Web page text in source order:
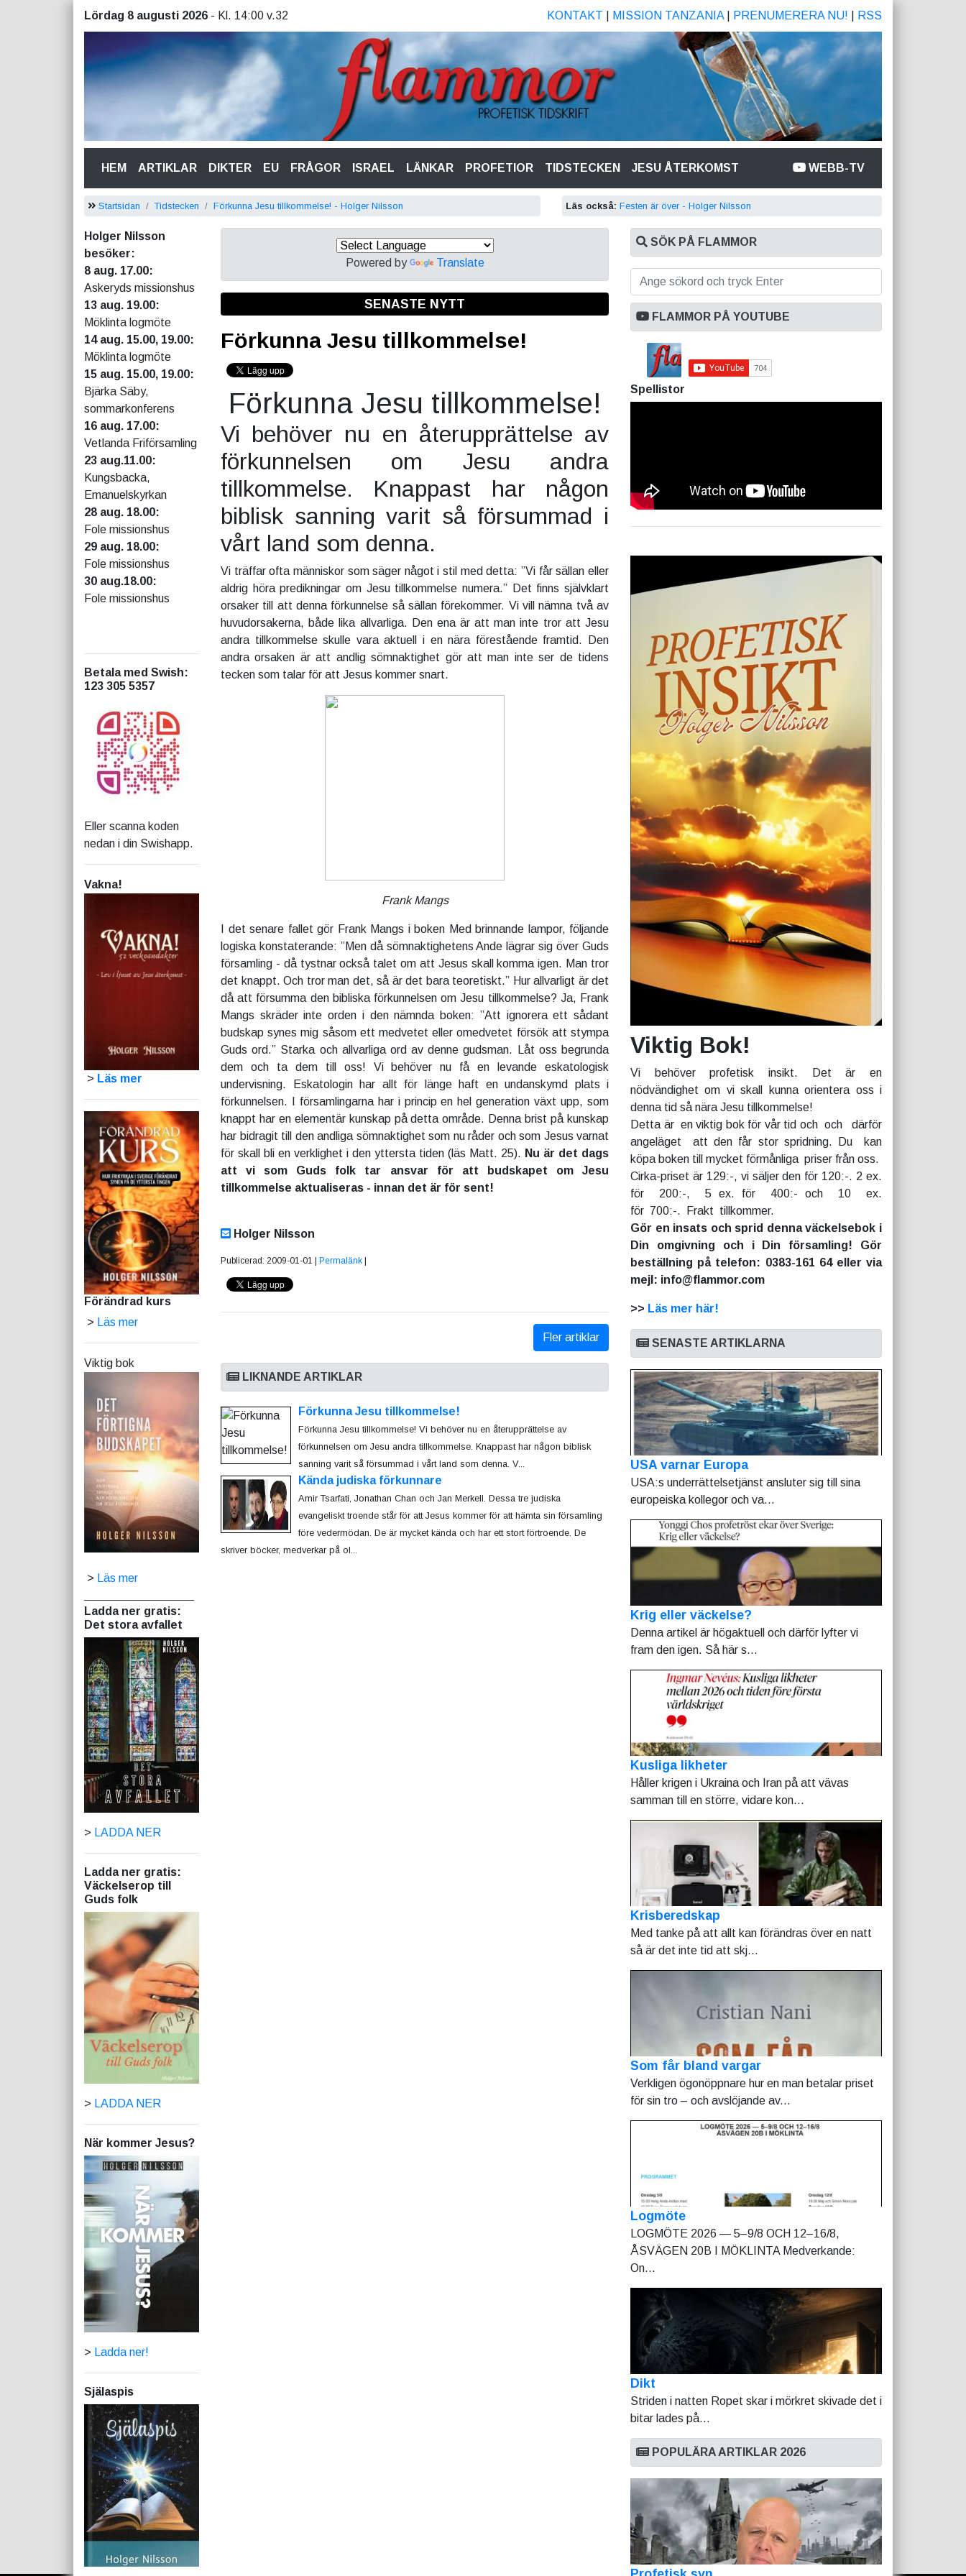
Lördag 8 augusti 2026 - Kl. 14:00 v.32 KONTAKT MISSION TANZANIA| PRENUMERERA NU! RSS
HEM(CURRENT)
ARTIKLAR DIKTER EU FRÅGOR ISRAEL LÄNKAR PROFETIOR TIDSTECKEN JESU ÅTERKOMST WEBB-TV
Startsidan Tidstecken Förkunna Jesu tillkommelse! - Holger Nilsson Läs också: Festen är över - Holger Nilsson
Holger Nilsson
besöker:
8 aug. 17.00:
Askeryds missionshus
13 aug. 19.00:
Möklinta logmöte
14 aug. 15.00, 19.00:
Möklinta logmöte
15 aug. 15.00, 19.00:
Bjärka Säby,
sommarkonferens
16 aug. 17.00:
Vetlanda Friförsamling
23 aug.11.00:
Kungsbacka,
Emanuelskyrkan
28 aug. 18.00:
Fole missionshus
29 aug. 18.00:
Fole missionshus
30 aug.18.00:
Fole missionshus
Betala med Swish:
123 305 5357
Eller scanna koden
nedan i din Swishapp.
Vakna!
> Läs mer
Förändrad kurs
> Läs mer
Viktig bok
> Läs mer
Ladda ner gratis:
Det stora avfallet
> LADDA NER
Ladda ner gratis:
Väckelserop till
Guds folk
> LADDA NER
När kommer Jesus?
> Ladda ner!
Själaspis
Powered by Translate
SENASTE NYTT
Förkunna Jesu tillkommelse!
Förkunna Jesu tillkommelse!
Vi behöver nu en återupprättelse av
förkunnelsen om Jesu andra
tillkommelse. Knappast har någon
biblisk sanning varit så försummad i
vårt land som denna.
Vi träffar ofta människor som säger något i stil med detta: ”Vi får sällan eller
aldrig höra predikningar om Jesu tillkommelse numera.” Det finns självklart
orsaker till att denna förkunnelse så sällan förekommer. Vi vill nämna två av
huvudorsakerna, både lika allvarliga. Den ena är att man inte tror att Jesu
andra tillkommelse skulle vara aktuell i en nära förestående framtid. Den
andra orsaken är att andlig sömnaktighet gör att man inte ser de tidens
tecken som talar för att Jesus kommer snart.
Frank Mangs
I det senare fallet gör Frank Mangs i boken Med brinnande lampor, följande
logiska konstaterande: ”Men då sömnaktighetens Ande lägrar sig över Guds
församling - då tystnar också talet om att Jesus skall komma igen. Man tror
det knappt. Och tror man det, så är det bara teoretiskt.” Hur allvarligt är det
då att försumma den bibliska förkunnelsen om Jesu tillkommelse? Ja, Frank
Mangs skräder inte orden i den nämnda boken: ”Att ignorera ett sådant
budskap synes mig såsom ett medvetet eller omedvetet försök att stympa
Guds ord.” Starka och allvarliga ord av denne gudsman. Låt oss begrunda
dem och ta dem till oss! Vi behöver nu få en levande eskatologisk
undervisning. Eskatologin har allt för länge haft en undanskymd plats i
förkunnelsen. I församlingarna har i princip en hel generation växt upp, som
knappt har en elementär kunskap på detta område. Denna brist på kunskap
har bidragit till den andliga sömnaktighet som nu råder och som Jesus varnat
för skall bli en verklighet i den yttersta tiden (läs Matt. 25). Nu är det dags
att vi som Guds folk tar ansvar för att budskapet om Jesu
tillkommelse aktualiseras - innan det är för sent!
Holger Nilsson
Publicerad: 2009-01-01 | Permalänk
Fler artiklar
LIKNANDE ARTIKLAR
Förkunna Jesu tillkommelse!
Förkunna Jesu tillkommelse! Vi behöver nu en återupprättelse av
förkunnelsen om Jesu andra tillkommelse. Knappast har någon biblisk
sanning varit så försummad i vårt land som denna. V...
Kända judiska förkunnare
Amir Tsarfati, Jonathan Chan och Jan Merkell. Dessa tre judiska
evangeliskt troende står för att Jesus kommer för att hämta sin församling
före vedermödan. De är mycket kända och har ett stort förtroende. De
skriver böcker, medverkar på ol...
SÖK PÅ FLAMMOR
FLAMMOR PÅ YOUTUBE
Spellistor
Viktig Bok!
Vi behöver profetisk insikt. Det är en
nödvändighet om vi skall kunna orientera oss i
denna tid så nära Jesu tillkommelse!
Detta är en viktig bok för vår tid och och därför
angeläget att den får stor spridning. Du kan
köpa boken till mycket förmånliga priser från oss.
Cirka-priset är 129:-, vi säljer den för 120:-. 2 ex.
för 200:-, 5 ex. för 400:- och 10 ex.
för 700:-. Frakt tillkommer.
Gör en insats och sprid denna väckelsebok i
Din omgivning och i Din församling! Gör
beställning på telefon: 0383-161 64 eller via
mejl: info@flammor.com
>> Läs mer här!
SENASTE ARTIKLARNA
USA varnar Europa
USA:s underrättelsetjänst ansluter sig till sina
europeiska kollegor och va...
Krig eller väckelse?
Denna artikel är högaktuell och därför lyfter vi
fram den igen. Så här s...
Kusliga likheter
Håller krigen i Ukraina och Iran på att vävas
samman till en större, vidare kon...
Krisberedskap
Med tanke på att allt kan förändras över en natt
så är det inte tid att skj...
Som får bland vargar
Verkligen ögonöppnare hur en man betalar priset
för sin tro – och avslöjande av...
Logmöte
LOGMÖTE 2026 — 5–9/8 OCH 12–16/8,
ÅSVÄGEN 20B I MÖKLINTA Medverkande:
On...
Dikt
Striden i natten Ropet skar i mörkret skivade det i
bitar lades på...
POPULÄRA ARTIKLAR 2026